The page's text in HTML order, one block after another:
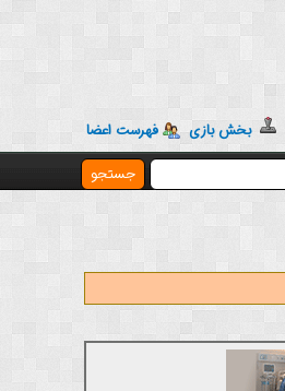
بخش بازی
فهرست اعضا